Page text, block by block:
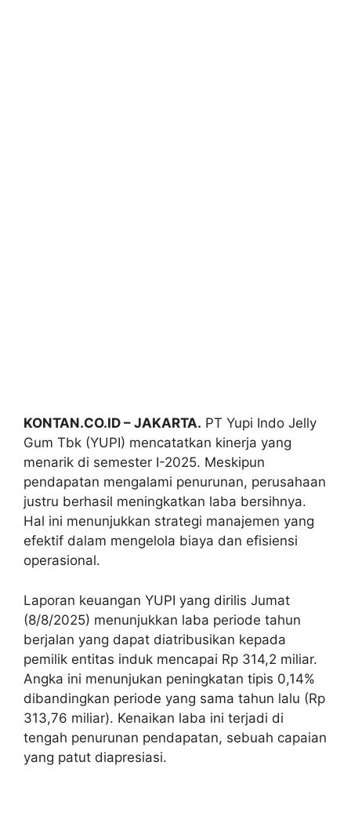
KONTAN.CO.ID – JAKARTA. PT Yupi Indo Jelly
Gum Tbk (YUPI) mencatatkan kinerja yang
menarik di semester I-2025. Meskipun
pendapatan mengalami penurunan, perusahaan
justru berhasil meningkatkan laba bersihnya.
Hal ini menunjukkan strategi manajemen yang
efektif dalam mengelola biaya dan efisiensi
operasional.
Laporan keuangan YUPI yang dirilis Jumat
(8/8/2025) menunjukkan laba periode tahun
berjalan yang dapat diatribusikan kepada
pemilik entitas induk mencapai Rp 314,2 miliar.
Angka ini menunjukan peningkatan tipis 0,14%
dibandingkan periode yang sama tahun lalu (Rp
313,76 miliar). Kenaikan laba ini terjadi di
tengah penurunan pendapatan, sebuah capaian
yang patut diapresiasi.